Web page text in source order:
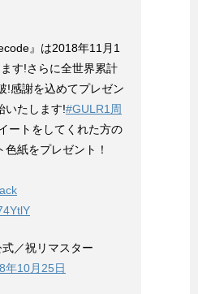
』は2018年11月1
す!さらに全世界累計
!感謝を込めてプレゼン
いたします!#GULR1周
ートをしてくれた方の
紙をプレゼント！
／祝リマスター
年10月25日